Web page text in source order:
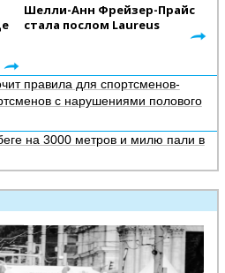
Шелли-Анн Фрейзер-Прайс
стала послом Laureus
правила для спортсменов-
с нарушениями полового
на 3000 метров и милю пали в